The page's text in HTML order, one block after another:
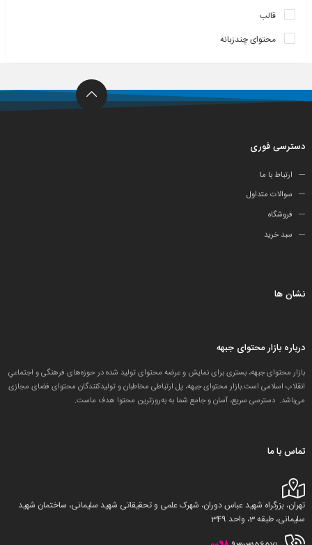
قالب
محتوای چندزبانه
دسترسی فوری
ارتباط با ما
سوالات متداول
فروشگاه
سبد خرید
نشان ها
درباره بازار محتوای جبهه
بازار محتوای جبهه، بستری برای نمایش و عرضه محتوای تولید شده در حوزه‌های فرهنگی و اجتماعیِ
انقلاب اسلامی است.بازار محتوای جبهه، پل ارتباطی مخاطبان و تولید‌کنندگان محتوای فضای مجازی
می‌باشد. دسترسی سریع، آسان و جامع شما به به‌روزترین محتوا هدف ماست.
تماس با ما
تهران، بزرگراه شهید عباس دوران، شهرک علمی و تحقیقاتی شهید سلیمانی، ساختمان شهید
سلیمانی، طبقه 3، واحد 349